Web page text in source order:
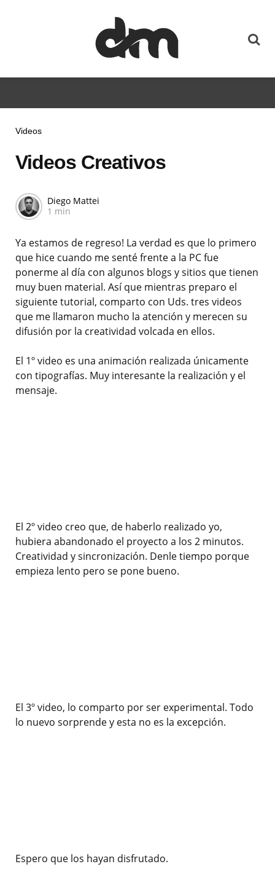
Videos
Videos Creativos
Diego Mattei
1 min
Ya estamos de regreso! La verdad es que lo primero
que hice cuando me senté frente a la PC fue
ponerme al día con algunos blogs y sitios que tienen
muy buen material. Así que mientras preparo el
siguiente tutorial, comparto con Uds. tres videos
que me llamaron mucho la atención y merecen su
difusión por la creatividad volcada en ellos.
El 1º video es una animación realizada únicamente
con tipografías. Muy interesante la realización y el
mensaje.
El 2º video creo que, de haberlo realizado yo,
hubiera abandonado el proyecto a los 2 minutos.
Creatividad y sincronización. Denle tiempo porque
empieza lento pero se pone bueno.
El 3º video, lo comparto por ser experimental. Todo
lo nuevo sorprende y esta no es la excepción.
Espero que los hayan disfrutado.